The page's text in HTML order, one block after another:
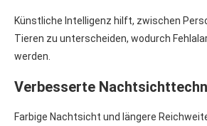
Künstliche Intelligenz hilft, zwischen
Tieren zu unterscheiden, wodurch
werden.
Verbesserte
Farbige Nachtsicht und längere